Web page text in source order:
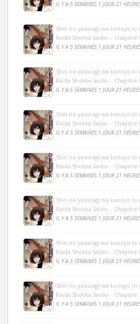
IL Y A 5 SEMAINES 1 JOUR 21
Shin no yasuragi wa konoyo ni
Raida Shokka Saido- - Chapitre
IL Y A 5 SEMAINES 1 JOUR 21
Shin no yasuragi wa konoyo ni
Raida Shokka Saido- - Chapitre
IL Y A 5 SEMAINES 1 JOUR 21
Shin no yasuragi wa konoyo ni
Raida Shokka Saido- - Chapitre
IL Y A 5 SEMAINES 1 JOUR 21
Shin no yasuragi wa konoyo ni
Raida Shokka Saido- - Chapitre
IL Y A 5 SEMAINES 1 JOUR 21
Shin no yasuragi wa konoyo ni
Raida Shokka Saido- - Chapitre
IL Y A 5 SEMAINES 1 JOUR 21
Shin no yasuragi wa konoyo ni
Raida Shokka Saido- - Chapitre
IL Y A 5 SEMAINES 1 JOUR 21
Shin no yasuragi wa konoyo ni
Raida Shokka Saido- - Chapitre
IL Y A 5 SEMAINES 1 JOUR 21